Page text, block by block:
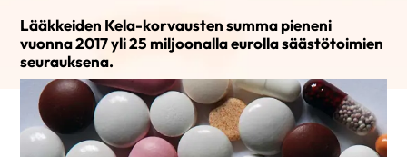
Lääkkeiden Kela-korvausten summa pieneni
vuonna 2017 yli 25 miljoonalla eurolla säästötoimien
seurauksena.